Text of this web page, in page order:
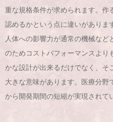
重な規格条件が求められます。作
認めるかという点に違いがありま
人体への影響力が通常の機械な
のためコストパフォーマンスより
かな設計が出来るだけでなく、そ
大きな意味があります。医療分野
から開発期間の短縮が実現されて